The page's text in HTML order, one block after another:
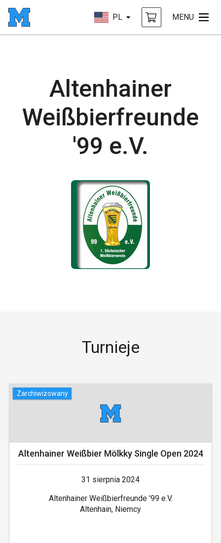
PL MENU
Altenhainer
Weißbierfreunde
'99 e.V.
Turnieje
Zarchiwizowany
Altenhainer Weißbier­ Mölkky Single Open ­2024
31 sierpnia 2024
Altenhainer Weißbierfreunde '99 e.V.
Altenhain, Niemcy